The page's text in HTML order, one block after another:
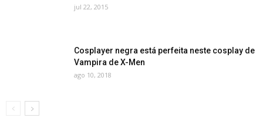
jul 22, 2015
Cosplayer negra está perfeita neste cosplay de
Vampira de X-Men
ago 10, 2018